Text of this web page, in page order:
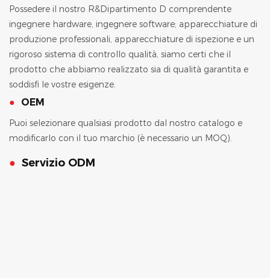
Possedere il nostro R&Dipartimento D comprendente
ingegnere hardware, ingegnere software; apparecchiature di
produzione professionali, apparecchiature di ispezione e un
rigoroso sistema di controllo qualità, siamo certi che il
prodotto che abbiamo realizzato sia di qualità garantita e
soddisfi le vostre esigenze.
● OEM
Puoi selezionare qualsiasi prodotto dal nostro catalogo e
modificarlo con il tuo marchio (è necessario un MOQ).
● Servizio ODM